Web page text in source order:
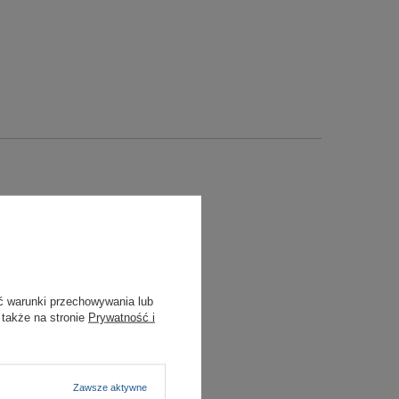
warunki przechowywania lub
na stronie Prywatność i
Zawsze aktywne